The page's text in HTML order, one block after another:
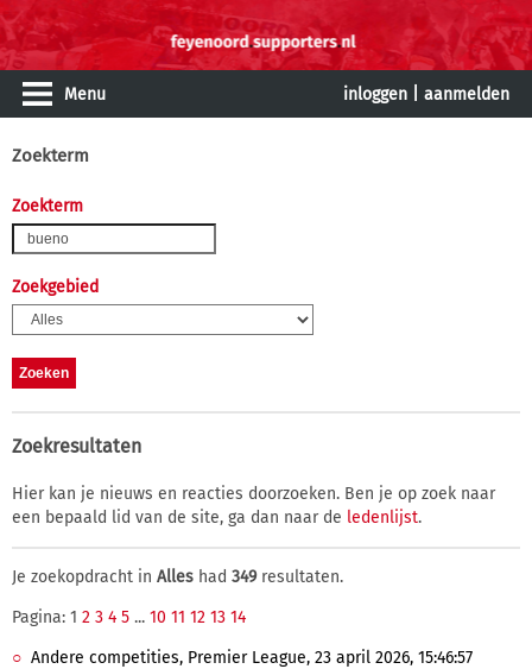
Menu inloggen aanmelden
Zoekterm
Zoekterm
Zoekgebied
Zoekresultaten
Hier kan je nieuws en reacties doorzoeken. Ben je op zoek naar
een bepaald lid van de site, ga dan naar de ledenlijst.
Je zoekopdracht in Alles had 349resultaten.
Pagina: 1 2 3 4 5 ... 10 11 12 13 14
Andere competities, Premier League, 23 april 2026, 15:46:57